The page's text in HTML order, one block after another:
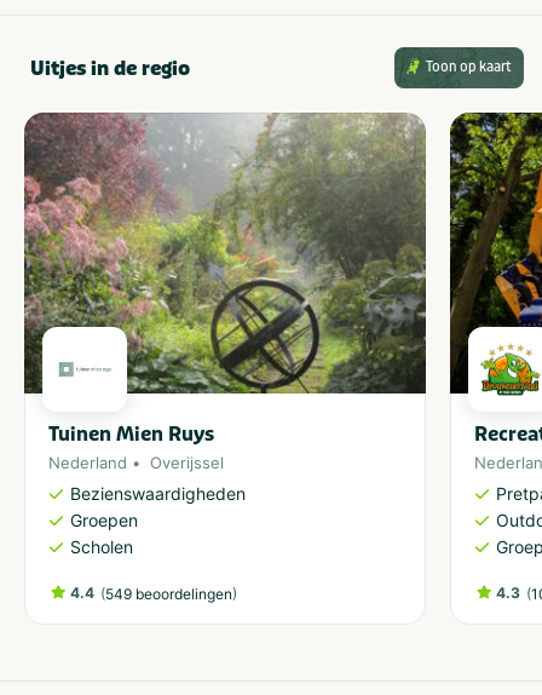
Uitjes in de regio Toon op kaart
Tuinen Mien Ruys
Nederland Overijssel
Bezienswaardigheden
Groepen
Scholen
4.4 (549 beoordelingen) 4.3 (